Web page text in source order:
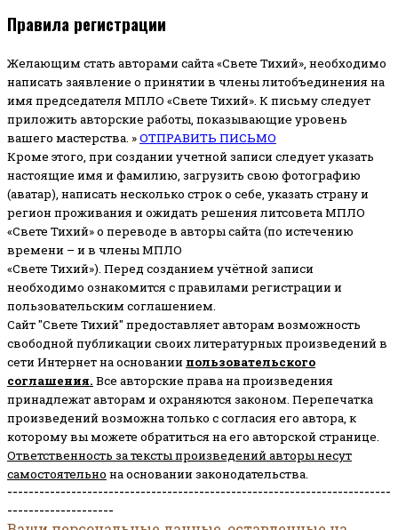
Правила регистрации
Желающим стать авторами сайта «Свете Тихий», необходимо
написать заявление о принятии в члены литобъединения на
имя председателя МПЛО «Свете Тихий». К письму следует
приложить авторские работы, показывающие уровень
вашего мастерства. »ОТПРАВИТЬ ПИСЬМО
Кроме этого, при создании учетной записи следует указать
настоящие имя и фамилию, загрузить свою фотографию
(аватар), написать несколько строк о себе, указать страну и
регион проживания и ожидать решения литсовета МПЛО
«Свете Тихий» о переводе в авторы сайта (по истечению
времени – и в члены МПЛО
«Свете Тихий»). Перед созданием учётной записи
необходимо ознакомится с правилами регистрации и
пользовательским соглашением.
Сайт "Свете Тихий" предоставляет авторам возможность
свободной публикации своих литературных произведений в
сети Интернет на основании пользовательского
соглашения. Все авторские права на произведения
принадлежат авторам и охраняются законом. Перепечатка
произведений возможна только с согласия его автора, к
которому вы можете обратиться на его авторской странице.
Ответственность за тексты произведений авторы несут
самостоятельно на основании законодательства.
------------------------------------------------------------------------
--------------------